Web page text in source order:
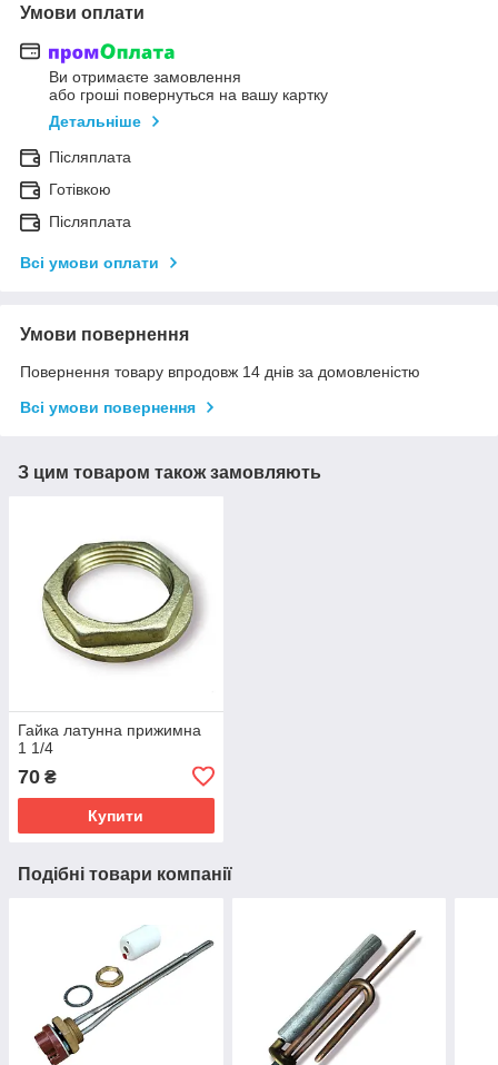
Умови оплати
Ви отримаєте замовлення
або гроші повернуться на вашу картку
Детальніше
Післяплата
Готівкою
Післяплата
Всі умови оплати
Умови повернення
Повернення товару впродовж 14 днів за домовленістю
Всі умови повернення
З цим товаром також замовляють
Гайка латунна прижимна
1 1/4
70 ₴
Купити
Подібні товари компанії